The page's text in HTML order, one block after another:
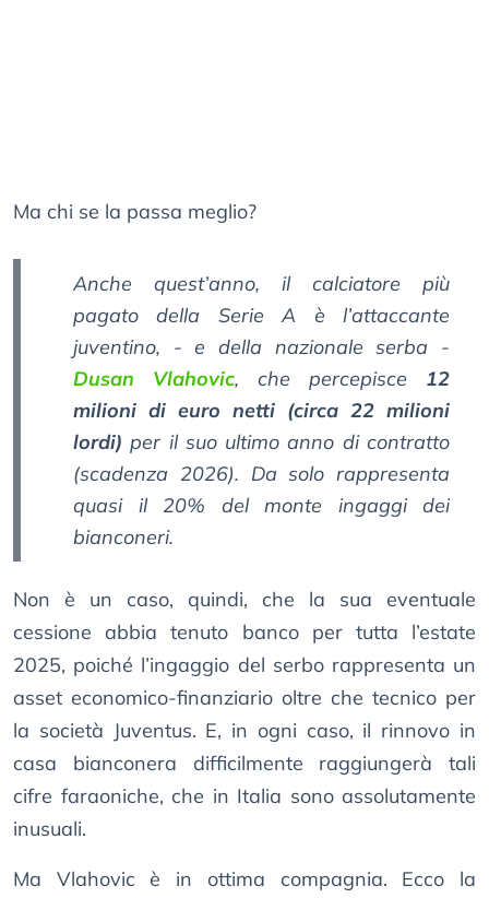
Ma chi se la passa meglio?
Anche quest’anno, il calciatore più
pagato della Serie A è l’attaccante
juventino, - e della nazionale serba -
Dusan Vlahovic, che percepisce 12
milioni di euro netti (circa 22 milioni
lordi) per il suo ultimo anno di contratto
(scadenza 2026). Da solo rappresenta
quasi il 20% del monte ingaggi dei
bianconeri.
Non è un caso, quindi, che la sua eventuale
cessione abbia tenuto banco per tutta l’estate
2025, poiché l’ingaggio del serbo rappresenta un
asset economico-finanziario oltre che tecnico per
la società Juventus. E, in ogni caso, il rinnovo in
casa bianconera difficilmente raggiungerà tali
cifre faraoniche, che in Italia sono assolutamente
inusuali.
Ma Vlahovic è in ottima compagnia. Ecco la